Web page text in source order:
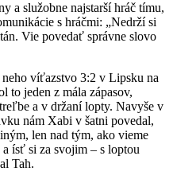
a služobne najstarší hráč tímu,
s hráčmi: „Nedrží si
Vie povedať správne slovo
víťazstvo 3:2 v Lipsku na
to jeden z mála zápasov,
a v držaní lopty. Navyše v
nám Xabi v šatni povedal,
len nad tým, ako vieme
ísť si za svojim – s loptou
Tah.